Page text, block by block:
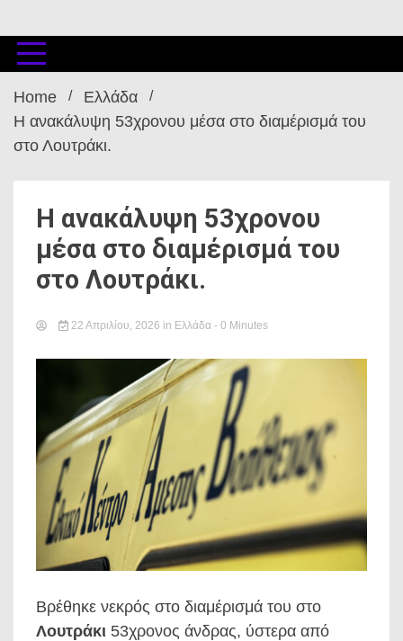
Home
Ελλάδα
Η ανακάλυψη 53χρονου μέσα στο διαμέρισμά του
στο Λουτράκι.
Η ανακάλυψη 53χρονου
μέσα στο διαμέρισμά του
στο Λουτράκι.
22 Απριλίου, 2026 in Ελλάδα - 0 Minutes
Βρέθηκε νεκρός στο διαμέρισμά του στο
Λουτράκι 53χρονος άνδρας, ύστερα από